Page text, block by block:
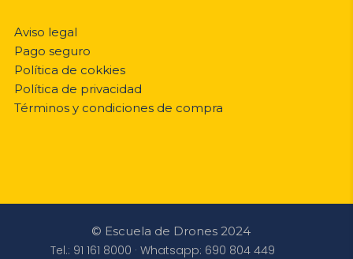
Aviso legal
Pago seguro
Política de cokkies
Política de privacidad
Términos y condiciones de compra
© Escuela de Drones 2024
Tel.: 91 161 8000 · Whatsapp: 690 804 449